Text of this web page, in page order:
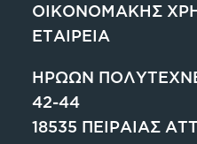
ΟΙΚΟΝΟΜΑΚΗΣ
ΕΤΑΙΡΕΙΑ
ΗΡΩΩΝ
42-44
18535 ΠΕΙΡΑΙΑΣ